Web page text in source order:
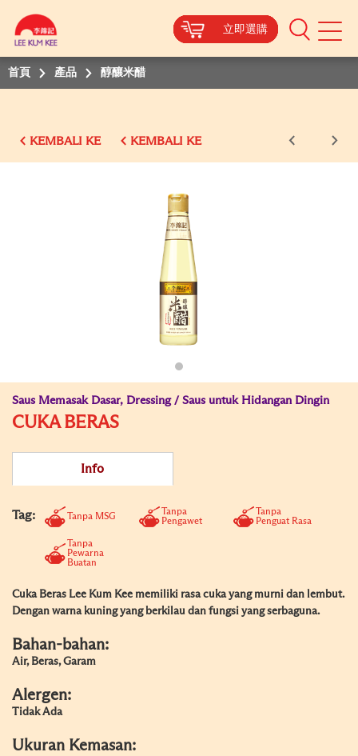
立即選購
Mobile
立即選購
立即選購
立即選購
立即選購
立即選購
立即選購
首頁 產品 醇釀米醋
KEMBALI KE KEMBALI KE
Saus Memasak Dasar, Dressing / Saus untuk Hidangan Dingin
CUKA BERAS
Info
Tag: Tanpa MSG
Tanpa
Pengawet
Tanpa
Penguat Rasa
Tanpa
Pewarna
Buatan
Cuka Beras Lee Kum Kee memiliki rasa cuka yang murni dan lembut.
Dengan warna kuning yang berkilau dan fungsi yang serbaguna.
Bahan-bahan:
Air, Beras, Garam
Alergen:
Tidak Ada
Ukuran Kemasan: